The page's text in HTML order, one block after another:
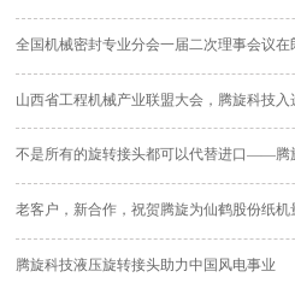
全国机械密封专业分会一届二次理事会议在
山西省工程机械产业联盟大会，腾旋科技入
不是所有的旋转接头都可以代替进口——腾
老客户，新合作，祝贺腾旋为仙鹤股份纸
腾旋科技液压旋转接头助力中国风电事业